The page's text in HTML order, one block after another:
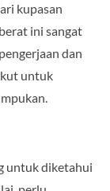
kupasan
ini sangat
dan
untuk
untuk diketahui